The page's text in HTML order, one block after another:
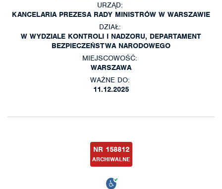
URZĄD:
KANCELARIA PREZESA RADY MINISTRÓW W WARSZAWIE
DZIAŁ:
W WYDZIALE KONTROLI I NADZORU, DEPARTAMENT
BEZPIECZEŃSTWA NARODOWEGO
MIEJSCOWOŚĆ:
WARSZAWA
WAŻNE DO:
11.12.2025
NR 158812
ARCHIWALNE